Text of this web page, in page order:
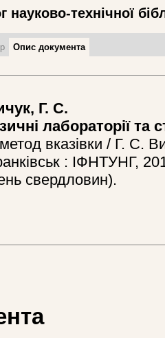
науково-технічної
Опис документа
Г. С.
лабораторії та
вказівки / Г. С.
: ІФНТУНГ,
свердловин).